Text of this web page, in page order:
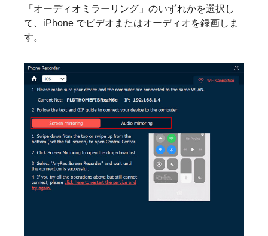
「オーディオミラーリング」のいずれかを選択し
て、iPhone でビデオまたはオーディオを録画しま
す。